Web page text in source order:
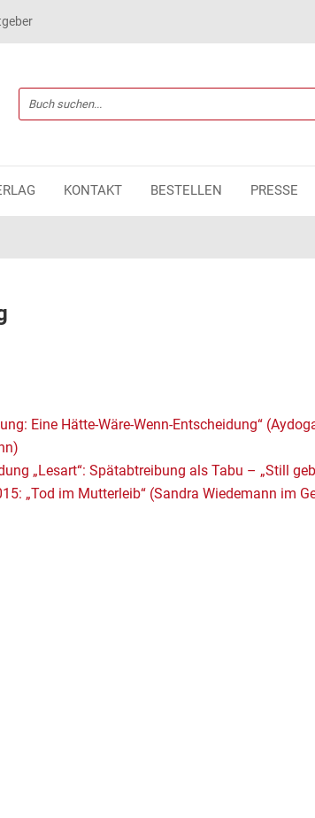
KONTAKT BESTELLEN PRESSE
Eine Hätte-Wäre-Wenn-Entscheidung“
„Lesart“: Spätabtreibung als Tabu – „Still
„Tod im Mutterleib“ (Sandra Wiedemann im